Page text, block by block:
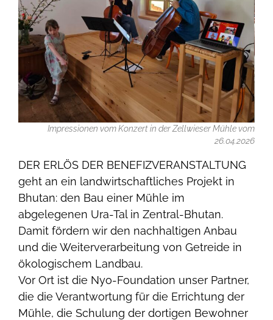
Impressionen vom Konzert in der Zellwieser Mühle vom
26.04.2026
DER ERLÖS DER BENEFIZVERANSTALTUNG
geht an ein landwirtschaftliches Projekt in
Bhutan: den Bau einer Mühle im
abgelegenen Ura-Tal in Zentral-Bhutan.
Damit fördern wir den nachhaltigen Anbau
und die Weiterverarbeitung von Getreide in
ökologischem Landbau.
Vor Ort ist die Nyo-Foundation unser Partner,
die die Verantwortung für die Errichtung der
Mühle, die Schulung der dortigen Bewohner